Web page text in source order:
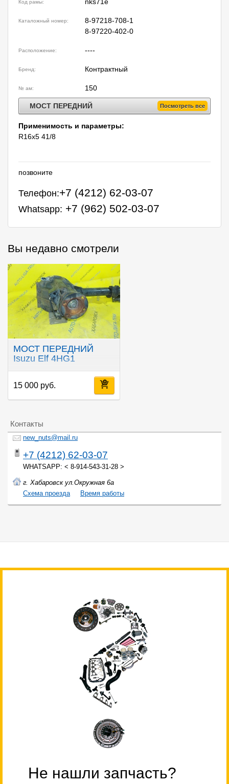
Код рамы:
Каталожный номер:
8-97218-708-1
8-97220-402-0
Расположение: ----
Бренд: Контрактный
№ ам: 150
МОСТ ПЕРЕДНИЙ Посмотреть все
Применимость и параметры:
R16x5 41/8
позвоните
Телефон:+7 (4212) 62-03-07
Whatsapp: +7 (962) 502-03-07
Вы недавно смотрели
МОСТ ПЕРЕДНИЙ
Isuzu Elf 4HG1
15 000 руб.
Контакты
new_nuts@mail.ru
+7 (4212) 62-03-07
WHATSAPP: < 8-914-543-31-28 >
г. Хабаровск ул.Окружная 6а
Cхема проезда
Время работы
Не нашли запчасть?